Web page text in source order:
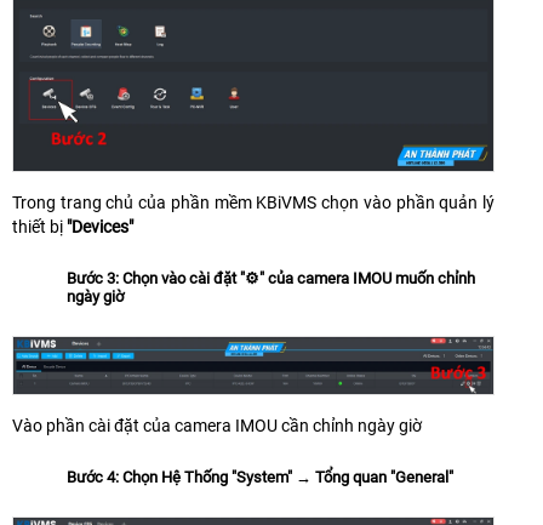
Trong trang chủ của phần mềm KBiVMS chọn vào phần quản lý
thiết bị "Devices"
Bước 3: Chọn vào cài đặt "⚙" của camera IMOU muốn chỉnh
ngày giờ
Vào phần cài đặt của camera IMOU cần chỉnh ngày giờ
Bước 4: Chọn Hệ Thống "System" → Tổng quan "General"